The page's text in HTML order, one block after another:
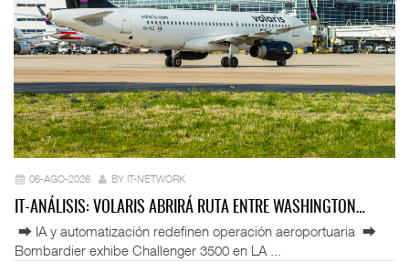
06-AGO-2026 BY IT-NETWORK
IT-ANÁLISIS: VOLARIS ABRIRÁ RUTA ENTRE WASHINGTON…
⮕ IA y automatización redefinen operación aeroportuaria ⮕
Bombardier exhibe Challenger 3500 en LA ...